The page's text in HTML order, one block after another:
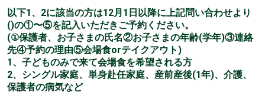
以下1、2に該当の方は12月1日以降に上記問い合わせより
()の①〜⑤を記入いただきご予約ください。
(①保護者、お子さまの氏名②お子さまの年齢(学年)③連絡
先④予約の理由⑤会場食orテイクアウト)
1、子どものみで来て会場食を希望される方
2、シングル家庭、単身赴任家庭、産前産後(1年)、介護、
保護者の病気など